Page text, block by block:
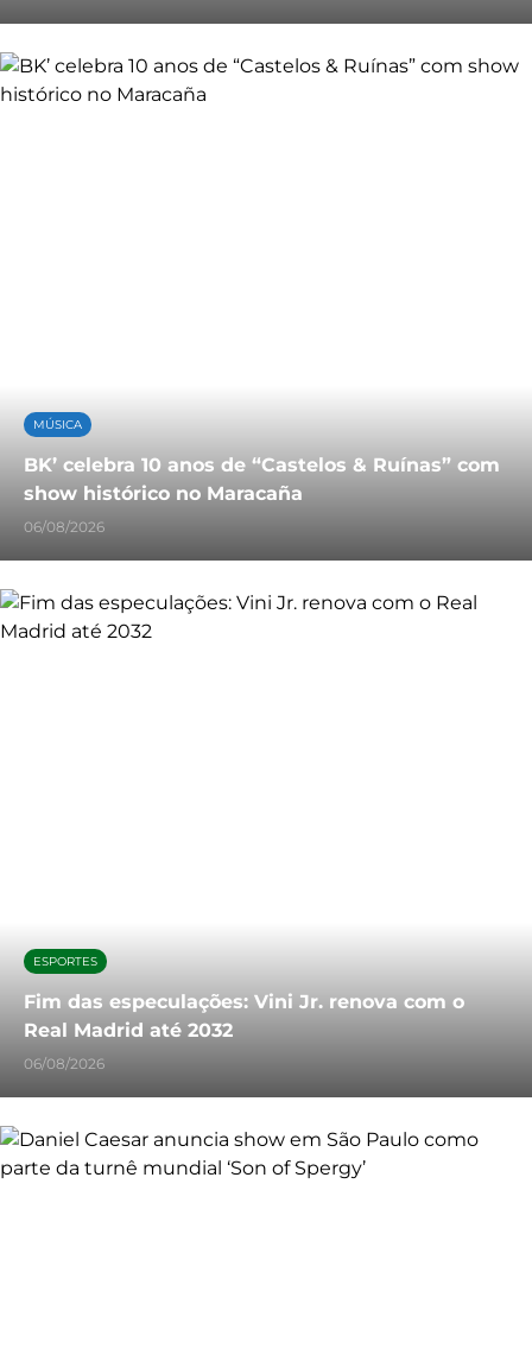
MÚSICA
BK’ celebra 10 anos de “Castelos & Ruínas” com
show histórico no Maracaña
06/08/2026
ESPORTES
Fim das especulações: Vini Jr. renova com o
Real Madrid até 2032
06/08/2026